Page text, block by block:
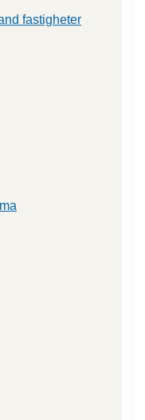
fastigheter